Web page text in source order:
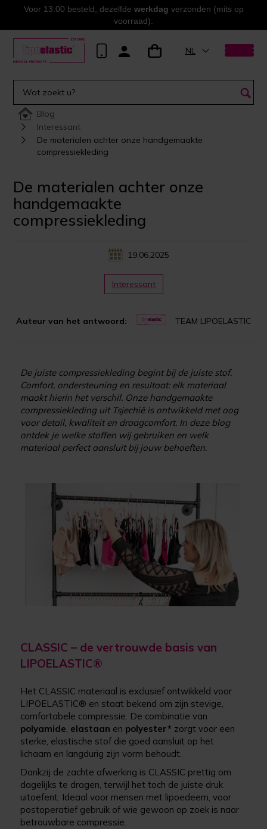
Voor 13:00 besteld, dezelfde werkdag verzonden (mits op
voorraad).
NL
Blog
Interessant
De materialen achter onze handgemaakte
compressiekleding
De materialen achter onze
handgemaakte
compressiekleding
19.06.2025
Auteur van het antwoord: TEAM LIPOELASTIC
Interessant
De juiste compressiekleding begint bij de juiste stof.
Comfort, ondersteuning en resultaat: elk materiaal
maakt hierin het verschil. Onze handgemaakte
compressiekleding uit Tsjechië is ontwikkeld met oog
voor detail, kwaliteit en draagcomfort. In deze blog
ontdek je welke stoffen wij gebruiken en welk
materiaal perfect aansluit bij jouw behoeften.
CLASSIC – de vertrouwde basis van
LIPOELASTIC®
Het CLASSIC materiaal is exclusief ontwikkeld voor
LIPOELASTIC® en staat bekend om zijn stevige,
comfortabele compressie. De combinatie van
polyamide, elastaan en polyester* zorgt voor een
sterke, elastische stof die goed aansluit op het
lichaam en langdurig zijn vorm behoudt.
Dankzij de zachte afwerking is CLASSIC prettig om
dagelijks te dragen, terwijl het toch de juiste druk
uitoefent. Ideaal voor mensen met lipoedeem, voor
postoperatief gebruik of wie gewoon op zoek is naar
betrouwbare compressie.